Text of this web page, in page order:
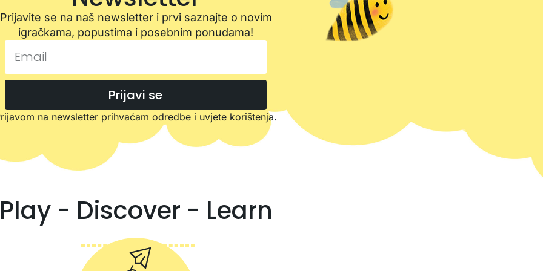
Prijavite se na naš newsletter i prvi saznajte o novim
igračkama, popustima i posebnim ponudama!
Prijavi se
na newsletter prihvaćam odredbe i uvjete korištenja.
- Discover - Learn